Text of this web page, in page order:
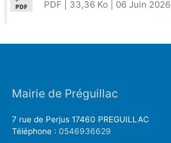
PDF | 33,36 Ko | 06 Juin 2026
Mairie de Préguillac
7 rue de Perjus 17460 PREGUILLAC
Téléphone : 0546936629